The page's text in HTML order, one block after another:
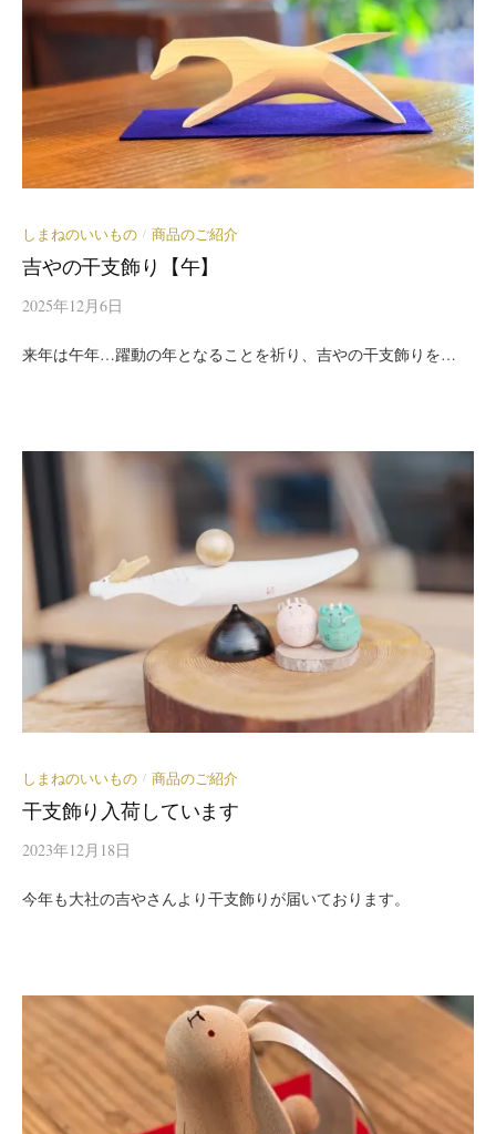
しまねのいいもの / 商品のご紹介
吉やの干支飾り【午】
2025年12月6日
来年は午年…躍動の年となることを祈り、吉やの干支飾りを…
しまねのいいもの / 商品のご紹介
干支飾り入荷しています
2023年12月18日
今年も大社の吉やさんより干支飾りが届いております。